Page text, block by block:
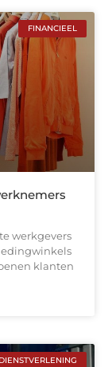
FINANCIEEL
werkgevers
klanten